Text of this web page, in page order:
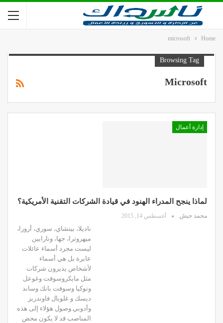
Home
microsoft
Browsing Tag
Microsoft
إدارة أعمال
لماذا ينجح المدراء الهنود في قيادة الشركات التقنية الأمريكية؟
محمد حبش أغسطس 14, 2015
ناديلا، بيتشاي، سوري، أرورا،
ميهروترا، جها، ونارايين
ليست مجرد أسماء عائلات
عابرة بل هي أسماء
لأشخاص يديرون شركات
مثل مايكروسوفت وغوعل
ونوكيا وسوفت بانك وساند
ديسك و غلوبال فاوندريز
وأدوبي.وصول هؤلاء إلى هذه
المناصب قد لا يكون محض